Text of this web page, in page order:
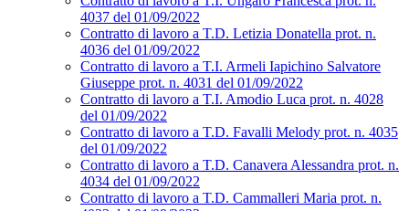
4037 del 01/09/2022
Contratto di lavoro a T.D. Letizia Donatella prot. n.
4036 del 01/09/2022
Contratto di lavoro a T.I. Armeli Iapichino Salvatore
Giuseppe prot. n. 4031 del 01/09/2022
Contratto di lavoro a T.I. Amodio Luca prot. n. 4028
del 01/09/2022
Contratto di lavoro a T.D. Favalli Melody prot. n. 4035
del 01/09/2022
Contratto di lavoro a T.D. Canavera Alessandra prot. n.
4034 del 01/09/2022
Contratto di lavoro a T.D. Cammalleri Maria prot. n.